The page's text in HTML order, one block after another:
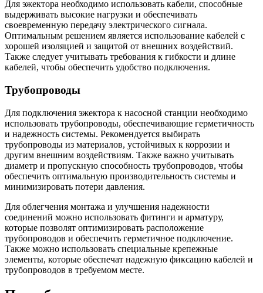
Для эжектора необходимо использовать кабели, способные
выдерживать высокие нагрузки и обеспечивать
своевременную передачу электрического сигнала.
Оптимальным решением является использование кабелей с
хорошей изоляцией и защитой от внешних воздействий.
Также следует учитывать требования к гибкости и длине
кабелей, чтобы обеспечить удобство подключения.
Трубопроводы
Для подключения эжектора к насосной станции необходимо
использовать трубопроводы, обеспечивающие герметичность
и надежность системы. Рекомендуется выбирать
трубопроводы из материалов, устойчивых к коррозии и
другим внешним воздействиям. Также важно учитывать
диаметр и пропускную способность трубопроводов, чтобы
обеспечить оптимальную производительность системы и
минимизировать потери давления.
Для облегчения монтажа и улучшения надежности
соединений можно использовать фитинги и арматуру,
которые позволят оптимизировать расположение
трубопроводов и обеспечить герметичное подключение.
Также можно использовать специальные крепежные
элементы, которые обеспечат надежную фиксацию кабелей и
трубопроводов в требуемом месте.